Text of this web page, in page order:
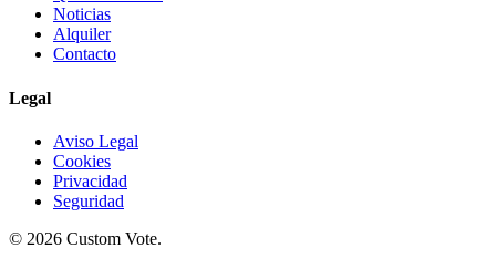
Noticias
Alquiler
Contacto
Legal
Aviso Legal
Cookies
Privacidad
Seguridad
© 2026 Custom Vote.